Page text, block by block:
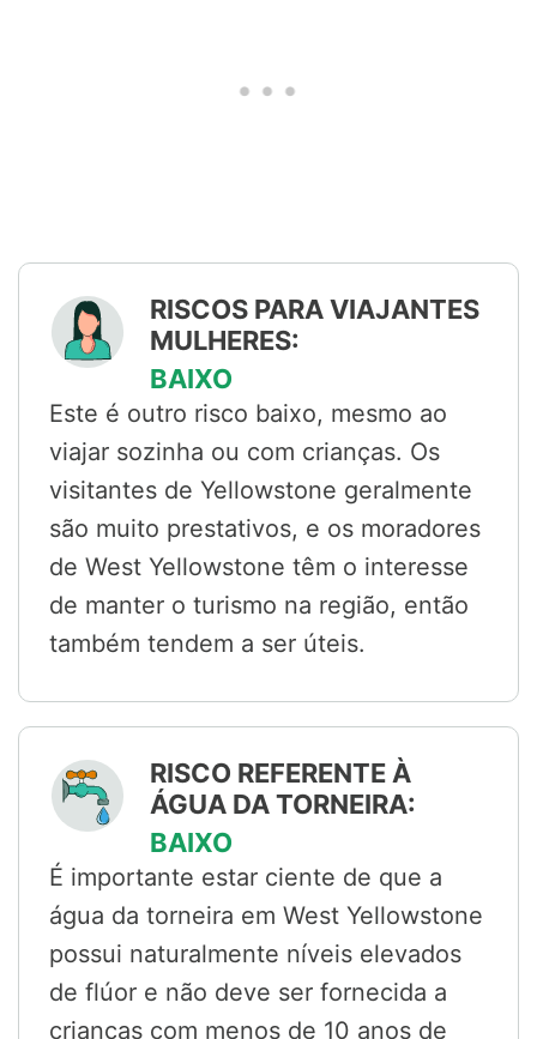
RISCOS PARA VIAJANTES
MULHERES:
BAIXO
Este é outro risco baixo, mesmo ao
viajar sozinha ou com crianças. Os
visitantes de Yellowstone geralmente
são muito prestativos, e os moradores
de West Yellowstone têm o interesse
de manter o turismo na região, então
também tendem a ser úteis.
RISCO REFERENTE À
ÁGUA DA TORNEIRA:
BAIXO
É importante estar ciente de que a
água da torneira em West Yellowstone
possui naturalmente níveis elevados
de flúor e não deve ser fornecida a
crianças com menos de 10 anos de